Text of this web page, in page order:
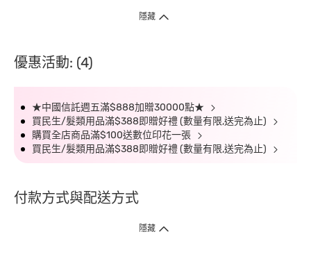
隱藏
優惠活動: (4)
★中國信託週五滿$888加贈30000點★
買民生/髮類用品滿$388即贈好禮 (數量有限,送完為止)
購買全店商品滿$100送數位印花一張
買民生/髮類用品滿$388即贈好禮 (數量有限,送完為止)
付款方式與配送方式
隱藏